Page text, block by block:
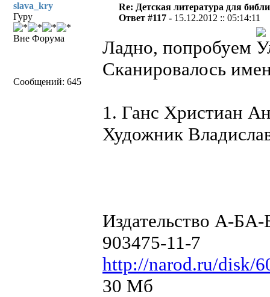
slava_kry
Гуру
Вне Форума
Сообщений: 645
Re: Детская литература для
Ответ #117 - 15.12.2012 :: 05:14:11
Ладно, попробуем
Сканировалось
1. Ганс Христиан
Художник
Издательство А-
903475-11-7
http://narod.ru/disk/
30 Мб